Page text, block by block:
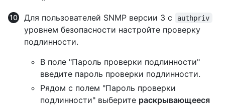
Для пользователей SNMP версии 3 с
authpriv
уровнем безопасности настройте проверку
подлинности.
В поле "Пароль проверки подлинности"
введите пароль проверки подлинности.
Рядом с полем "Пароль проверки
подлинности" выберите раскрывающееся